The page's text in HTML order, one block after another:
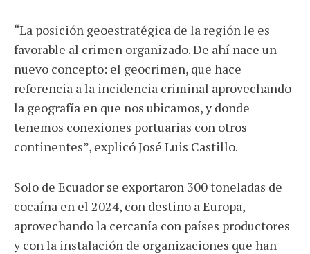
“La posición geoestratégica de la región le es
favorable al crimen organizado. De ahí nace un
nuevo concepto: el geocrimen, que hace
referencia a la incidencia criminal aprovechando
la geografía en que nos ubicamos, y donde
tenemos conexiones portuarias con otros
continentes”, explicó José Luis Castillo.
Solo de Ecuador se exportaron 300 toneladas de
cocaína en el 2024, con destino a Europa,
aprovechando la cercanía con países productores
y con la instalación de organizaciones que han